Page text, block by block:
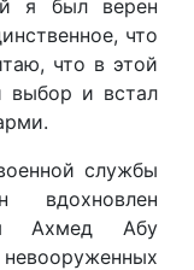
я был верен
что
что в этой
выбор и встал
службы
Ахмед Абу